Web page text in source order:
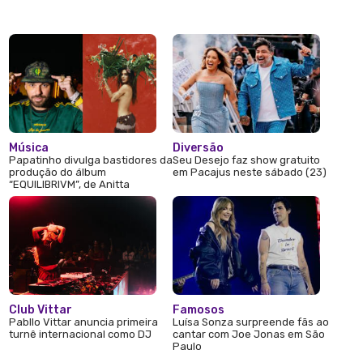
Música
Papatinho divulga bastidores da
produção do álbum
“EQUILIBRIVM”, de Anitta
Club Vittar
Pabllo Vittar anuncia primeira
turnê internacional como DJ
Diversão
Seu Desejo faz show gratuito
em Pacajus neste sábado (23)
Famosos
Luísa Sonza surpreende fãs ao
cantar com Joe Jonas em São
Paulo